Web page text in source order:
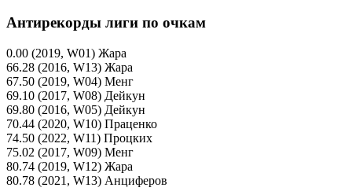
Антирекорды лиги по очкам
0.00 (2019, W01) Жара
66.28 (2016, W13) Жара
67.50 (2019, W04) Менг
69.10 (2017, W08) Дейкун
69.80 (2016, W05) Дейкун
70.44 (2020, W10) Праценко
74.50 (2022, W11) Процких
75.02 (2017, W09) Менг
80.74 (2019, W12) Жара
80.78 (2021, W13) Анциферов